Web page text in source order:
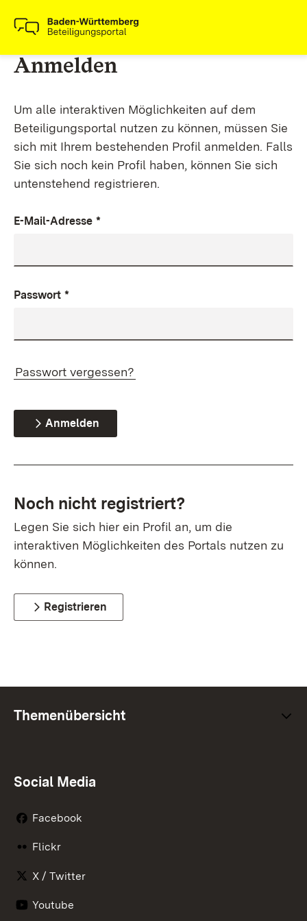
Anmelden
Um alle interaktiven Möglichkeiten auf dem
Beteiligungsportal nutzen zu können, müssen Sie
sich mit Ihrem bestehenden Profil anmelden. Falls
Sie sich noch kein Profil haben, können Sie sich
untenstehend registrieren.
E-Mail-Adresse *
Passwort *
Passwort vergessen?
Anmelden
Noch nicht registriert?
Legen Sie sich hier ein Profil an, um die
interaktiven Möglichkeiten des Portals nutzen zu
können.
Registrieren
Themenübersicht
Social Media
Facebook
Flickr
X / Twitter
Youtube